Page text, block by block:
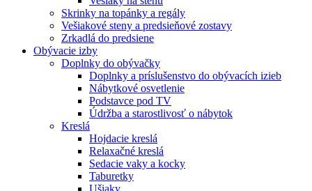
Skrinky na topánky a regály
Vešiakové steny a predsieňové zostavy
Zrkadlá do predsiene
Obývacie izby
Doplnky do obývačky
Doplnky a príslušenstvo do obývacích izieb
Nábytkové osvetlenie
Podstavce pod TV
Údržba a starostlivosť o nábytok
Kreslá
Hojdacie kreslá
Relaxačné kreslá
Sedacie vaky a kocky
Taburetky
Ušiaky